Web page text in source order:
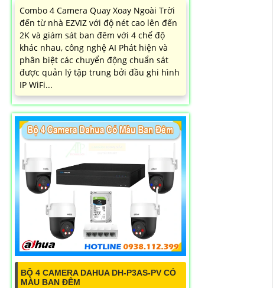
Combo 4 Camera Quay Xoay Ngoài Trời
đến từ nhà EZVIZ với độ nét cao lên đến
2K và giám sát ban đêm với 4 chế độ
khác nhau, công nghệ AI Phát hiện và
phân biệt các chuyển động chuẩn sát
được quản lý tập trung bởi đầu ghi hình
IP WiFi...
BỘ 4 CAMERA DAHUA DH-P3AS-PV CÓ
MÀU BAN ĐÊM